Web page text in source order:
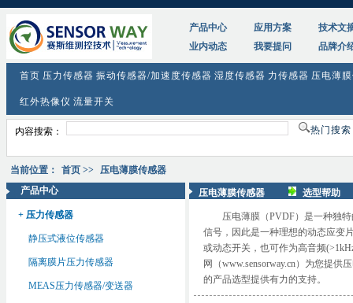
产品中心 应用方案
技术文
业内动态
我要提问 品牌介
首页 压力传感器 振动传感器/加速度传感器 湿度传感器 力传感器 压电薄
红外热像仪 流量开关
内容搜索： 热门搜
当前位置： 首页 >> 压电薄膜传感器
产品中心
+ 压力传感器
静压式液位传感器
隔离膜片压力传感器
MEAS压力传感器/变送器
压电薄膜传感器 选型帮助
压电薄膜（PVDF）是一种独
信号，因此是一种理想的动态应变
或动态开关，也可作为高音频
网（www.sensorway.cn）为您提供
的产品选型提供有力的支持。